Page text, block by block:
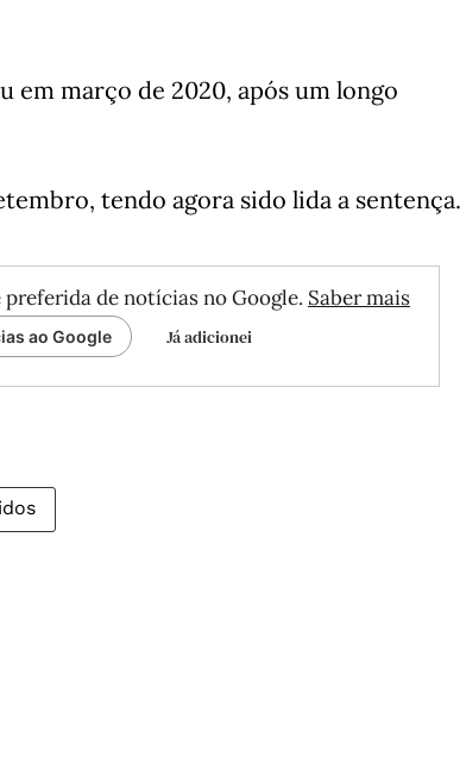
em março de 2020, após um longo
tendo agora sido lida a sentença.
de notícias no Google. Saber mais
ao Google Já adicionei